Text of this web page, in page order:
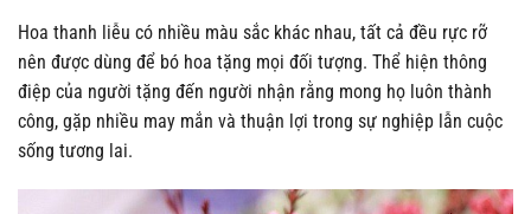
Hoa thanh liễu có nhiều màu sắc khác nhau, tất cả đều rực rỡ
nên được dùng để bó hoa tặng mọi đối tượng. Thể hiện thông
điệp của người tặng đến người nhận rằng mong họ luôn thành
công, gặp nhiều may mắn và thuận lợi trong sự nghiệp lẫn cuộc
sống tương lai.